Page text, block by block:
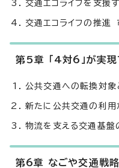
交通エコライフを支援
交通エコライフの推進
第5章 「4対6」が実
公共交通への転換対象
新たに公共交通の利用
物流を支える交通基盤
第6章 なごや交通戦